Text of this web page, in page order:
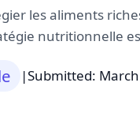
les aliments
nutritionnelle
|Submitted: